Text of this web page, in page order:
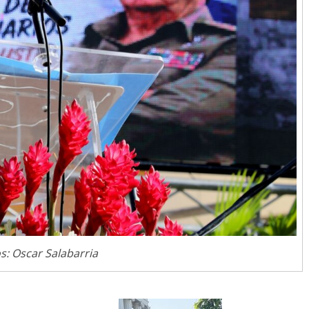
Oscar Salabarria
Responso por el alma
atormentada de Denís
15 septiembre, 2024
Francisco G.
0